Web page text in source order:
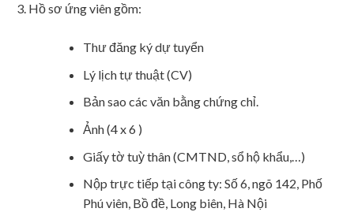
Hồ sơ ứng viên gồm:
Thư đăng ký dự tuyển
Lý lịch tự thuật (CV)
Bản sao các văn bằng chứng chỉ.
Ảnh (4 x 6 )
Giấy tờ tuỳ thân (CMTND, sổ hộ khẩu,…)
Nộp trực tiếp tại công ty: Số 6, ngõ 142, Phố
Phú viên, Bồ đề, Long biên, Hà Nội